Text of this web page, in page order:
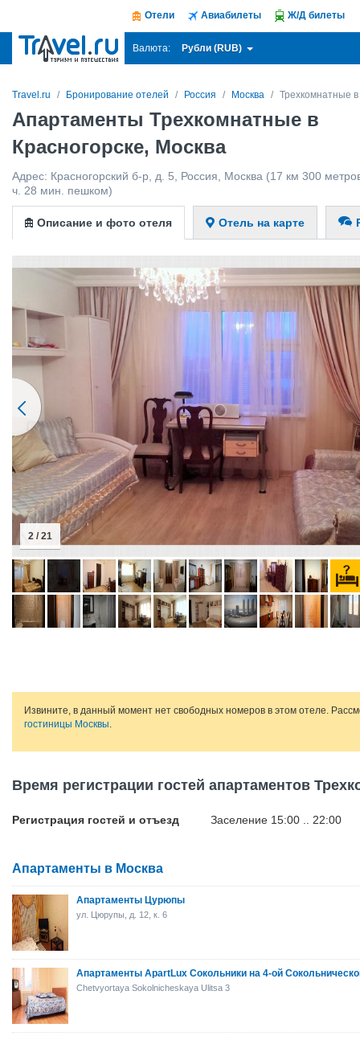
Отели Авиабилеты Ж/Д билеты
Валюта: Рубли (RUB)
Travel.ru Бронирование отелей Россия Москва Трехкомнатные в
Апартаменты Трехкомнатные в
Красногорске, Москва
Адрес: Красногорский б-р, д. 5 Россия Москва (17 км 300
ч. 28 мин. пешком)
Описание и фото отеля Отель на карте
2 / 21
Извините, в данный момент нет свободных номеров в этом отеле.
гостиницы Москвы.
Время регистрации гостей апартаментов
Регистрация гостей и отъезд Заселение 15:00 .. 22:00
Апартаменты в Москва
Апартаменты Цурюпы
ул. Цюрупы, д. 12, к. 6
Апартаменты ApartLux Сокольники на 4-ой
Chetvyortaya Sokolnicheskaya Ulitsa 3